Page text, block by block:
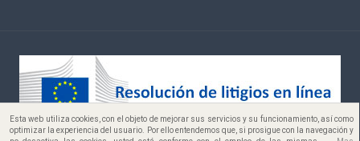
Copyright © 2005-2026
Esta web utiliza cookies, con el objeto de mejorar sus servicios y su funcionamiento, así como
optimizar la experiencia del usuario. Por ello entendemos que, si prosigue con la navegación y